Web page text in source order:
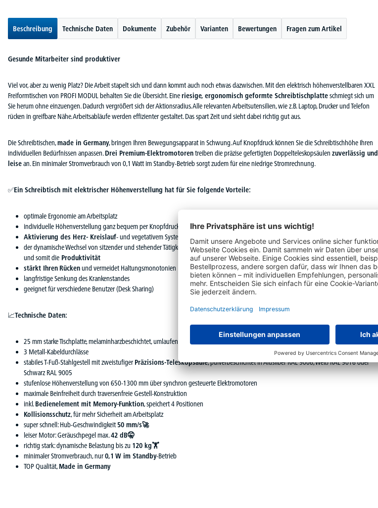
Beschreibung Technische Daten Dokumente Zubehör Varianten Bewertungen Fragen zum Artikel
Gesunde Mitarbeiter sind produktiver
Viel vor, aber zu wenig Platz? Die Arbeit stapelt sich und dann kommt auch noch etwas dazwischen. Mit den elektrisch höhenverstellbaren XXL
Freiformtischen von PROFI MODUL behalten Sie die Übersicht. Eineriesige, ergonomisch geformte Schreibtischplatteschmiegt sich um
Sie herum ohne einzuengen. Dadurch vergrößert sich der Aktionsradius. Alle relevanten Arbeitsutensilien, wie z.B. Laptop, Drucker und Telefon
rücken in greifbare Nähe. Arbeitsabläufe werden effizienter gestaltet. Das spart Zeit und sieht dabei richtig gut aus.
Die Schreibtischen,made in Germany, bringen Ihren Bewegungsapparat in Schwung. Auf Knopfdruck können Sie die Schreibtischhöhe Ihren
individuellen Bedürfnissen anpassen.Drei Premium-Elektromotorentreiben die präzise gefertigten Doppelteleskopsäulen zuverlässig und
leisean. Ein minimaler Stromverbrauch von 0,1 Watt im Standby-Betrieb sorgt zudem für eine niedrige Stromrechnung.
✅Ein Schreibtisch mit elektrischer Höhenverstellung hat für Sie folgende Vorteile:
optimale Ergonomie am Arbeitsplatz
individuelle Höhenverstellung ganz bequem per Knopfdruck
Aktivierung des Herz- Kreislauf- und vegetativem System
der dynamische Wechsel von sitzender und stehender Tätigkeit
steigert das Wohlbefinden , erhöht die geistigeLeistungsfähigkeit
und somit die Produktivität
stärkt Ihren Rückenund vermeidet Haltungsmonotonien
langfristige Senkung des Krankenstandes
geeignet für verschiedene Benutzer (Desk Sharing)
📈Technische Daten:
25 mm starke Tischplatte, melaminharzbeschichtet, umlaufend mit 3 mm starkem Kunststoff-Umleimer
3 Metall-Kabeldurchlässe
stabiles T-Fuß-Stahlgestell mit zweistufiger Präzisions-Teleskopsäule, pulverbeschichtet in Alusilber RAL 9006, Weiß RAL 9016 oder
Schwarz RAL 9005
stufenlose Höhenverstellung von 650-1300 mm über synchron gesteuerte Elektromotoren
maximale Beinfreiheit durch traversenfreie Gestell-Konstruktion
inkl.Bedienelement mit Memory-Funktion, speichert 4 Positionen
Kollisionsschutz, für mehr Sicherheit am Arbeitsplatz
super schnell: Hub-Geschwindigkeit 50 mm/s🚀
leiser Motor: Geräuschpegel max.42 dB🤫
richtig stark: dynamische Belastung bis zu 120 kg🏋
minimaler Stromverbrauch, nur0,1 W im Standby-Betrieb
TOP Qualität,Made in Germany